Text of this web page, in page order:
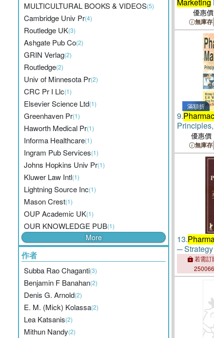
MULTICULTURAL BOOKS & VIDEOS(5)
Cambridge Univ Pr(4)
Routledge UK(3)
Ashgate Pub Co(2)
GRIN Verlag(2)
Routledge(2)
Univ of Minnesota Pr(2)
CRC Pr I Llc(1)
Elsevier Science Ltd(1)
Greenhaven Pr(1)
Haworth Medical Pr(1)
Informa Healthcare(1)
Ingram Pub Services(1)
Johns Hopkins Univ Pr(1)
Kluwer Law Intl(1)
Lightning Source Inc(1)
Mason Crest(1)
OUP Academic UK(1)
OUR KNOWLEDGE PUB(1)
More
作者
Subba Rao Chaganti(3)
Benjamin F Banahan(2)
Denis G. Arnold(2)
E. M. (Mick) Kolassa(2)
Lea Katsanis(2)
Mithun Nandy(2)
Growth
優惠價
無庫存
滿額折
9.
Practice
優惠價
無庫存
13.
─
若需訂